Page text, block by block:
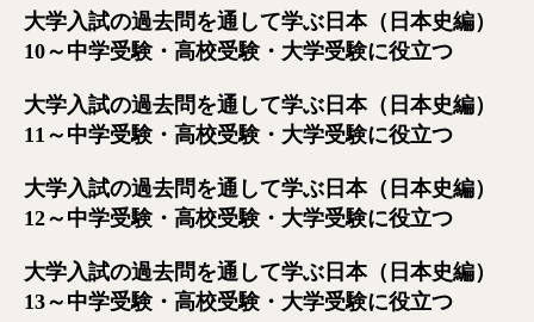
大学入試の過去問を通して学ぶ日本（日本史編）
10～中学受験・高校受験・大学受験に役立つ
大学入試の過去問を通して学ぶ日本（日本史編）
11～中学受験・高校受験・大学受験に役立つ
大学入試の過去問を通して学ぶ日本（日本史編）
12～中学受験・高校受験・大学受験に役立つ
大学入試の過去問を通して学ぶ日本（日本史編）
13～中学受験・高校受験・大学受験に役立つ